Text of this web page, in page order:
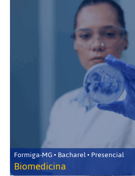
Formiga-MG • Bacharel • Presencial
Biomedicina